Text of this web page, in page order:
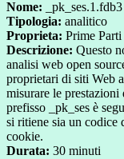
Nome: _pk_ses.1.fdb3
Tipologia: analitico
Proprieta: Prime Parti
Descrizione: Questo
analisi web open
proprietari di siti Web
misurare le
prefisso _pk_ses è
si ritiene sia un
cookie.
Durata: 30 minuti